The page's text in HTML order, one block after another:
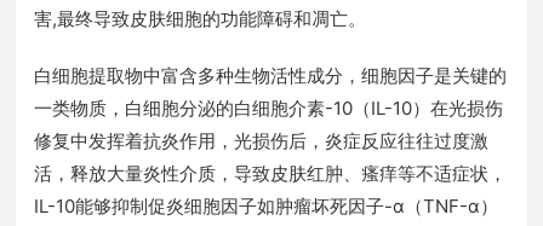
害,最终导致皮肤细胞的功能障碍和凋亡。
白细胞提取物中富含多种生物活性成分，细胞因子是关键的
一类物质，白细胞分泌的白细胞介素-10（IL-10）在光损伤
修复中发挥着抗炎作用，光损伤后，炎症反应往往过度激
活，释放大量炎性介质，导致皮肤红肿、瘙痒等不适症状，
IL-10能够抑制促炎细胞因子如肿瘤坏死因子-α（TNF-α）